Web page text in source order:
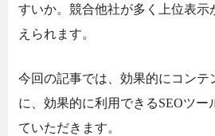
すいか。競合他社が多く上位表示
えられます。
今回の記事では、効果的にコンテ
に、効果的に利用できるSEOツ
ていただきます。